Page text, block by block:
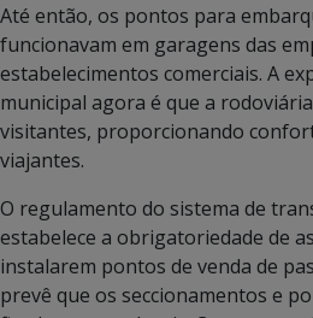
Até então, os pontos para
funcionavam em garagens das
estabelecimentos comerciais. A
municipal agora é que a
visitantes, proporcionando
viajantes.
O regulamento do sistema de
estabelece a obrigatoriedade de
instalarem pontos de venda de
prevê que os seccionamentos e